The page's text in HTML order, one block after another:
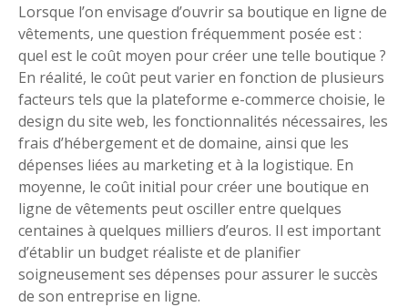
Lorsque l’on envisage d’ouvrir sa boutique en ligne de
vêtements, une question fréquemment posée est :
quel est le coût moyen pour créer une telle boutique ?
En réalité, le coût peut varier en fonction de plusieurs
facteurs tels que la plateforme e-commerce choisie, le
design du site web, les fonctionnalités nécessaires, les
frais d’hébergement et de domaine, ainsi que les
dépenses liées au marketing et à la logistique. En
moyenne, le coût initial pour créer une boutique en
ligne de vêtements peut osciller entre quelques
centaines à quelques milliers d’euros. Il est important
d’établir un budget réaliste et de planifier
soigneusement ses dépenses pour assurer le succès
de son entreprise en ligne.